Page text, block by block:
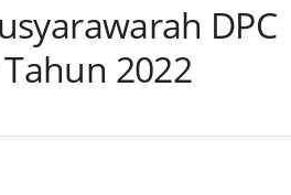
DPC
2022